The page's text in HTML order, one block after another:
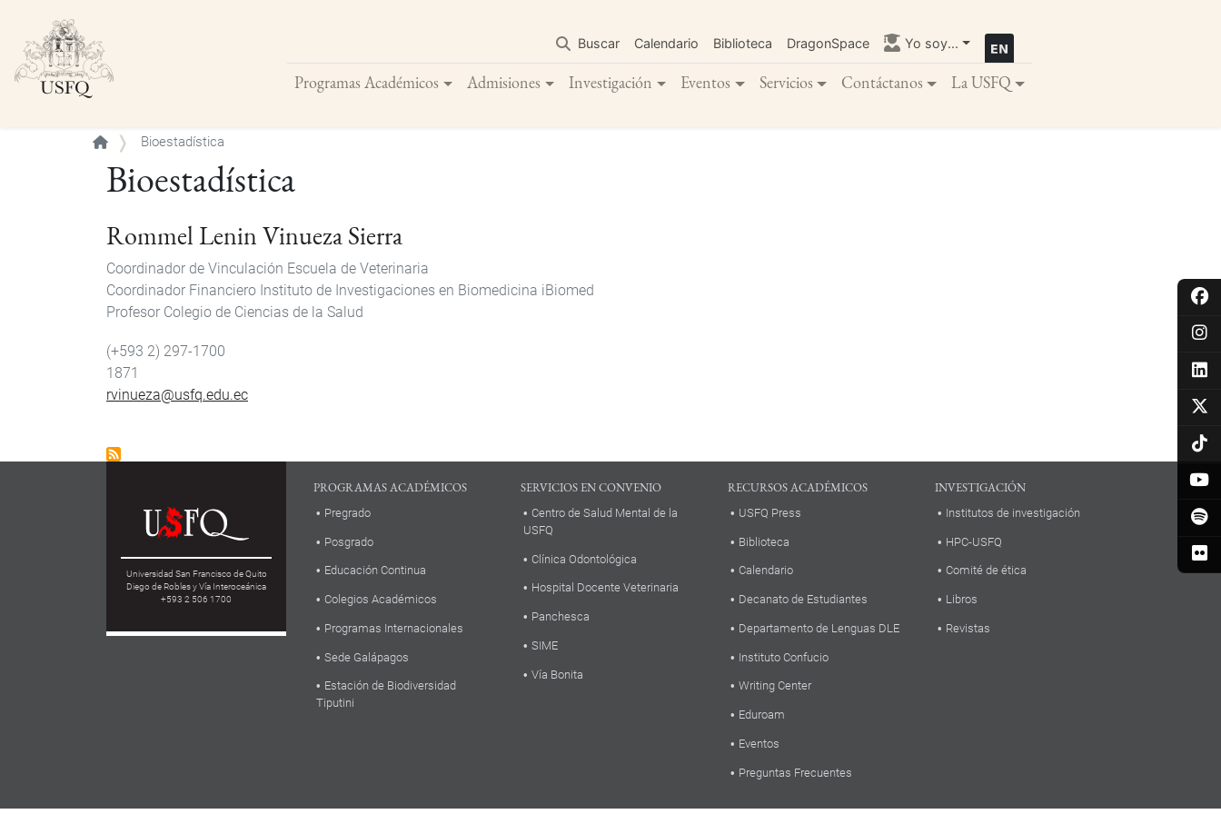
contenido
principal
Buscar Calendario Biblioteca DragonSpace Yo soy...
Programas Académicos Admisiones Investigación Eventos Servicios Contáctanos La USFQ
Buscar
Bioestadística
Bioestadística
Rommel Lenin Vinueza Sierra
Coordinador de Vinculación Escuela de Veterinaria
Coordinador Financiero Instituto de Investigaciones en Biomedicina iBiomed
Profesor Colegio de Ciencias de la Salud
(+593 2) 297-1700
1871
rvinueza@usfq.edu.ec
Universidad San Francisco de Quito
Diego de Robles y Vía Interoceánica
+593 2 506 1700
PROGRAMAS ACADÉMICOS
Pregrado
Posgrado
Educación Continua
Colegios Académicos
Programas Internacionales
Sede Galápagos
Estación de Biodiversidad
Tiputini
SERVICIOS EN CONVENIO
Centro de Salud Mental de la
USFQ
Clínica Odontológica
Hospital Docente Veterinaria
Panchesca
SIME
Vía Bonita
RECURSOS ACADÉMICOS
USFQ Press
Biblioteca
Calendario
Decanato de Estudiantes
Departamento de Lenguas DLE
Instituto Confucio
Writing Center
Eduroam
Eventos
Preguntas Frecuentes
INVESTIGACIÓN
Institutos de investigación
HPC-USFQ
Comité de ética
Libros
Revistas